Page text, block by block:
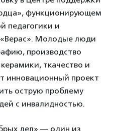
функционирующем
педагогики и
Молодые люди
производство
ткачество и
инновационный проект
острую проблему
с инвалидностью.
дел» — один из